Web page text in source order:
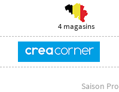
4 magasins
Saison